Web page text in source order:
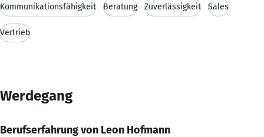
Kommunikationsfähigkeit Beratung Zuverlässigkeit Sales
Vertrieb
Werdegang
Berufserfahrung von Leon Hofmann